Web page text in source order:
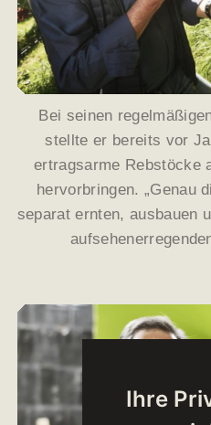
Ihre
Bei seinen
stellte er bereits vor
ertragsarme Rebstöcke
hervorbringen. „Genau
separat ernten, ausbauen